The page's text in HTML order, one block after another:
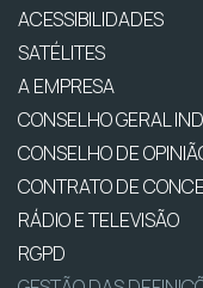
ACESSIBILIDADES
SATÉLITES
A EMPRESA
CONSELHO GERAL
CONSELHO DE
CONTRATO DE
RÁDIO E TELEVISÃO
RGPD